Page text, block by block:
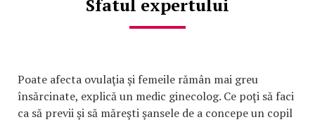
Sfatul expertului
Poate afecta ovulaţia şi femeile rămân mai greu
însărcinate, explică un medic ginecolog. Ce poţi să faci
ca să previi şi să măreşti şansele de a concepe un copil